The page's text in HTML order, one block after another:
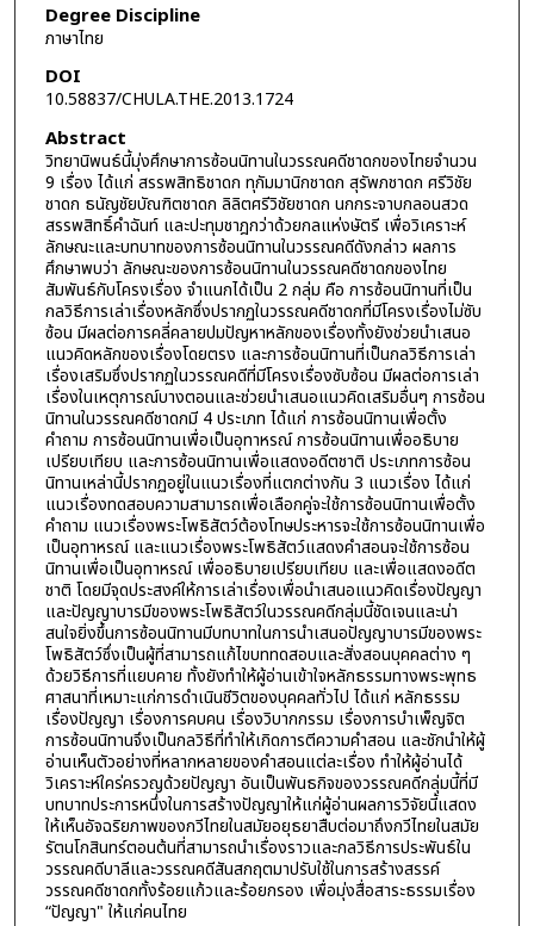
Degree Discipline
ภาษาไทย
DOI
10.58837/CHULA.THE.2013.1724
Abstract
วิทยานิพนธ์นี้มุ่งศึกษาการซ้อนนิทานในวรรณคดีชาดกของไทยจำนวน
9 เรื่อง ได้แก่ สรรพสิทธิชาดก ทุกัมมานิกชาดก สุรัพภชาดก ศรีวิชัย
ชาดก ธนัญชัยบัณฑิตชาดก ลิลิตศรีวิชัยชาดก นกกระจาบกลอนสวด
สรรพสิทธิ์คำฉันท์ และปะทุมชาฎกว่าด้วยกลแห่งษัตรี เพื่อวิเคราะห์
ลักษณะและบทบาทของการซ้อนนิทานในวรรณคดีดังกล่าว ผลการ
ศึกษาพบว่า ลักษณะของการซ้อนนิทานในวรรณคดีชาดกของไทย
สัมพันธ์กับโครงเรื่อง จำแนกได้เป็น 2 กลุ่ม คือ การซ้อนนิทานที่เป็น
กลวิธีการเล่าเรื่องหลักซึ่งปรากฏในวรรณคดีชาดกที่มีโครงเรื่องไม่ซับ
ซ้อน มีผลต่อการคลี่คลายปมปัญหาหลักของเรื่องทั้งยังช่วยนำเสนอ
แนวคิดหลักของเรื่องโดยตรง และการซ้อนนิทานที่เป็นกลวิธีการเล่า
เรื่องเสริมซึ่งปรากฏในวรรณคดีที่มีโครงเรื่องซับซ้อน มีผลต่อการเล่า
เรื่องในเหตุการณ์บางตอนและช่วยนำเสนอแนวคิดเสริมอื่นๆ การซ้อน
นิทานในวรรณคดีชาดกมี 4 ประเภท ได้แก่ การซ้อนนิทานเพื่อตั้ง
คำถาม การซ้อนนิทานเพื่อเป็นอุทาหรณ์ การซ้อนนิทานเพื่ออธิบาย
เปรียบเทียบ และการซ้อนนิทานเพื่อแสดงอดีตชาติ ประเภทการซ้อน
นิทานเหล่านี้ปรากฏอยู่ในแนวเรื่องที่แตกต่างกัน 3 แนวเรื่อง ได้แก่
แนวเรื่องทดสอบความสามารถเพื่อเลือกคู่จะใช้การซ้อนนิทานเพื่อตั้ง
คำถาม แนวเรื่องพระโพธิสัตว์ต้องโทษประหารจะใช้การซ้อนนิทานเพื่อ
เป็นอุทาหรณ์ และแนวเรื่องพระโพธิสัตว์แสดงคำสอนจะใช้การซ้อน
นิทานเพื่อเป็นอุทาหรณ์ เพื่ออธิบายเปรียบเทียบ และเพื่อแสดงอดีต
ชาติ โดยมีจุดประสงค์ให้การเล่าเรื่องเพื่อนำเสนอแนวคิดเรื่องปัญญา
และปัญญาบารมีของพระโพธิสัตว์ในวรรณคดีกลุ่มนี้ชัดเจนและน่า
สนใจยิ่งขึ้นการซ้อนนิทานมีบทบาทในการนำเสนอปัญญาบารมีของพระ
โพธิสัตว์ซึ่งเป็นผู้ที่สามารถแก้ไขบททดสอบและสั่งสอนบุคคลต่าง ๆ
ด้วยวิธีการที่แยบคาย ทั้งยังทำให้ผู้อ่านเข้าใจหลักธรรมทางพระพุทธ
ศาสนาที่เหมาะแก่การดำเนินชีวิตของบุคคลทั่วไป ได้แก่ หลักธรรม
เรื่องปัญญา เรื่องการคบคน เรื่องวิบากกรรม เรื่องการบำเพ็ญจิต
การซ้อนนิทานจึงเป็นกลวิธีที่ทำให้เกิดการตีความคำสอน และชักนำให้ผู้
อ่านเห็นตัวอย่างที่หลากหลายของคำสอนแต่ละเรื่อง ทำให้ผู้อ่านได้
วิเคราะห์ใคร่ครวญด้วยปัญญา อันเป็นพันธกิจของวรรณคดีกลุ่มนี้ที่มี
บทบาทประการหนึ่งในการสร้างปัญญาให้แก่ผู้อ่านผลการวิจัยนี้แสดง
ให้เห็นอัจฉริยภาพของกวีไทยในสมัยอยุธยาสืบต่อมาถึงกวีไทยในสมัย
รัตนโกสินทร์ตอนต้นที่สามารถนำเรื่องราวและกลวิธีการประพันธ์ใน
วรรณคดีบาลีและวรรณคดีสันสกฤตมาปรับใช้ในการสร้างสรรค์
วรรณคดีชาดกทั้งร้อยแก้วและร้อยกรอง เพื่อมุ่งสื่อสาระธรรมเรื่อง
“ปัญญา" ให้แก่คนไทย